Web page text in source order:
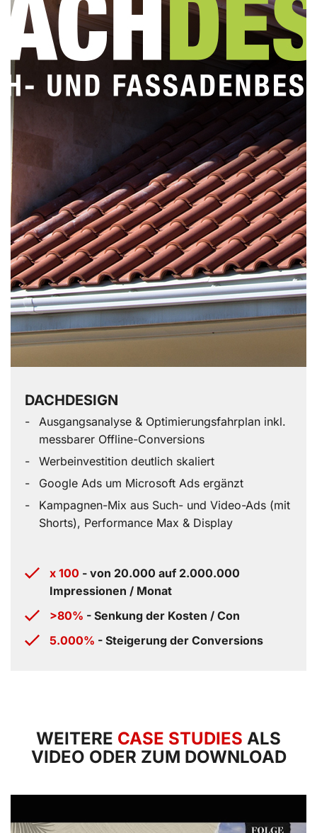
DACHDESIGN
Ausgangsanalyse & Optimierungsfahrplan inkl.
messbarer Offline-Conversions
Werbeinvestition deutlich skaliert
Google Ads um Microsoft Ads ergänzt
Kampagnen-Mix aus Such- und Video-Ads (mit
Shorts), Performance Max & Display
x 100 - von 20.000 auf 2.000.000
Impressionen / Monat
>80% - Senkung der Kosten / Con
5.000% - Steigerung der Conversions
WEITERE CASE STUDIES ALS
VIDEO ODER ZUM DOWNLOAD